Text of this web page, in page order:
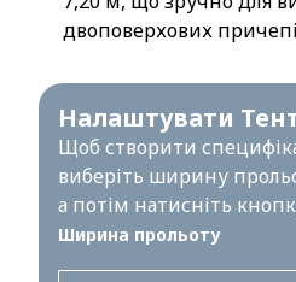
двоповерхових
Налаштувати
Щоб створити
виберіть ширину
а потім натисніть
Ширина прольоту